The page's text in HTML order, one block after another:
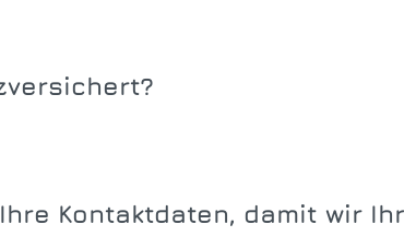
Kontaktdaten, damit wir